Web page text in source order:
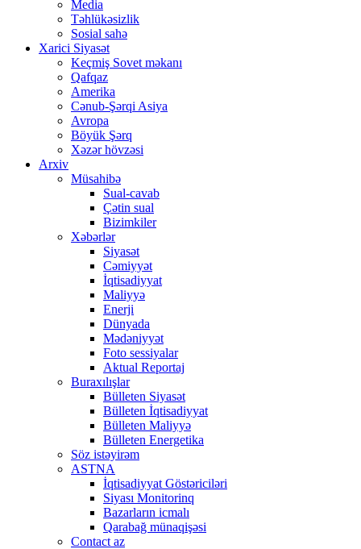
Media
Təhlükəsizlik
Sosial sahə
Xarici Siyasət
Keçmiş Sovet məkanı
Qafqaz
Amerika
Cənub-Şərqi Asiya
Avropa
Böyük Şərq
Xəzər hövzəsi
Arxiv
Müsahibə
Sual-cavab
Çətin sual
Bizimkiler
Xəbərlər
Siyasət
Cəmiyyət
İqtisadiyyat
Maliyyə
Enerji
Dünyada
Mədəniyyət
Foto sessiyalar
Aktual Reportaj
Buraxılışlar
Bülleten Siyasət
Bülleten İqtisadiyyat
Bülleten Maliyyə
Bülleten Energetika
Söz istəyirəm
ASTNA
İqtisadiyyat Göstəriciləri
Siyası Monitorinq
Bazarların icmalı
Qarabağ münaqişəsi
Contact az